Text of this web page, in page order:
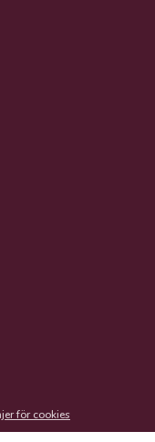
för cookies